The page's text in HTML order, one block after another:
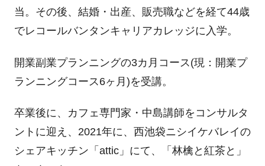
当。その後、結婚・出産、販売職などを経て44歳
でレコールバンタンキャリアカレッジに入学。
開業副業プランニングの3カ月コース(現：開業プ
ランニングコース6ヶ月)を受講。
卒業後に、カフェ専門家・中島講師をコンサルタ
ントに迎え、2021年に、西池袋ニシイケバレイの
シェアキッチン「attic」にて、「林檎と紅茶と」